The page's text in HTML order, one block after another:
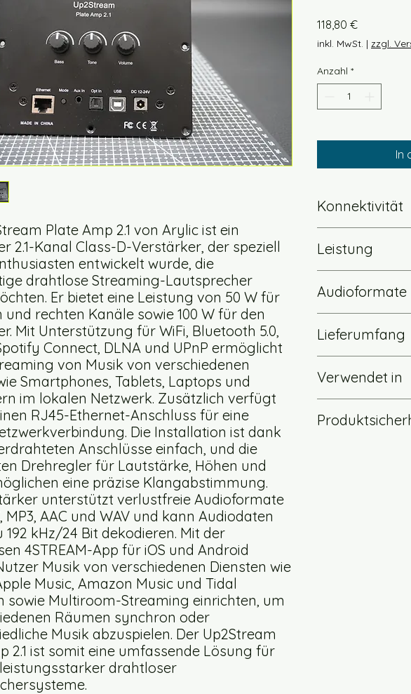
Plate Amp 2.1 von Arylic ist ein
2.1-Kanal Class-D-Verstärker, der speziell
entwickelt wurde, die
drahtlose Streaming-Lautsprecher
Er bietet eine Leistung von 50 W für
und rechten Kanäle sowie 100 W für den
Mit Unterstützung für WiFi, Bluetooth 5.0,
Connect, DLNA und UPnP ermöglicht
von Musik von verschiedenen
Smartphones, Tablets, Laptops und
im lokalen Netzwerk. Zusätzlich verfügt
RJ45-Ethernet-Anschluss für eine
Die Installation ist dank
Anschlüsse einfach, und die
Drehregler für Lautstärke, Höhen und
eine präzise Klangabstimmung.
unterstützt verlustfreie Audioformate
MP3, AAC und WAV und kann Audiodaten
192 kHz/24 Bit dekodieren. Mit der
4STREAM-App für iOS und Android
Musik von verschiedenen Diensten wie
Music, Amazon Music und Tidal
sowie Multiroom-Streaming einrichten, um
Räumen synchron oder
Musik abzuspielen. Der Up2Stream
2.1 ist somit eine umfassende Lösung für
drahtloser
118,80 €Preis
inkl. MwSt. | zzgl.
Anzahl *
In
Konnektivität
WLAN
Spotify connect
Leistung
Stereo:
L&R 22W@4Ω +
Audioformate
Audioformate wie
kraftvollen und
Lieferumfang
Plate Amp
Verwendet in
https://